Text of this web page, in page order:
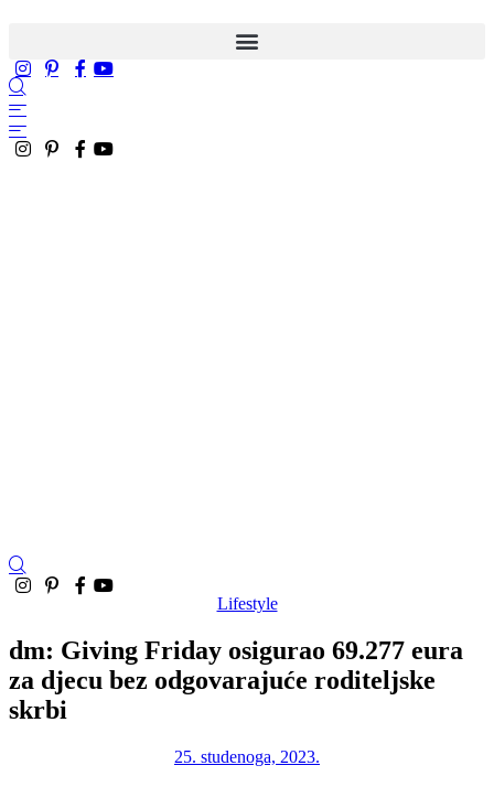
Lifestyle
dm: Giving Friday osigurao 69.277 eura
za djecu bez odgovarajuće roditeljske
skrbi
25. studenoga, 2023.